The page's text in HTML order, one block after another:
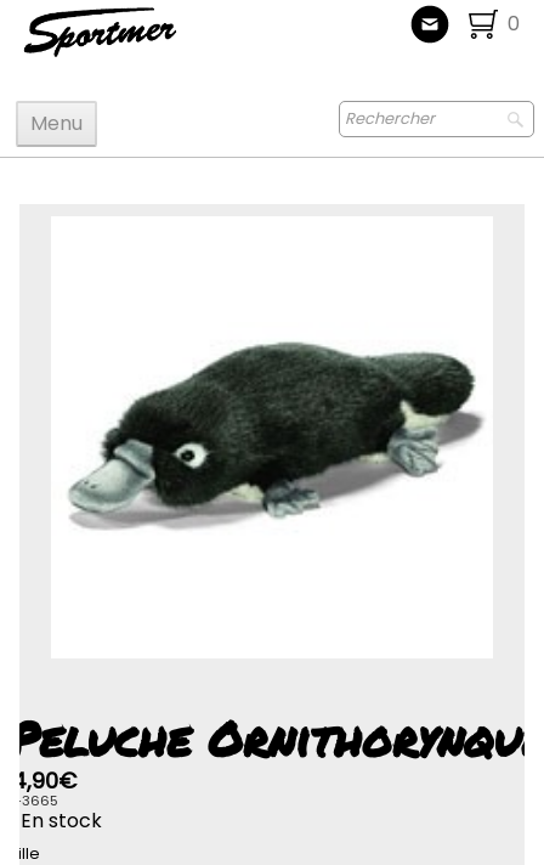
0
Menu
Radiocommande
Puzzle
Peluche Ornithorynque
24,90€
SP-3665
En stock
Taille